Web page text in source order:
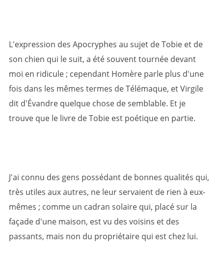
L'expression des Apocryphes au sujet de Tobie et de
son chien qui le suit, a été souvent tournée devant
moi en ridicule ; cependant Homère parle plus d'une
fois dans les mêmes termes de Télémaque, et Virgile
dit d'Évandre quelque chose de semblable. Et je
trouve que le livre de Tobie est poétique en partie.
J'ai connu des gens possédant de bonnes qualités qui,
très utiles aux autres, ne leur servaient de rien à eux-
mêmes ; comme un cadran solaire qui, placé sur la
façade d'une maison, est vu des voisins et des
passants, mais non du propriétaire qui est chez lui.